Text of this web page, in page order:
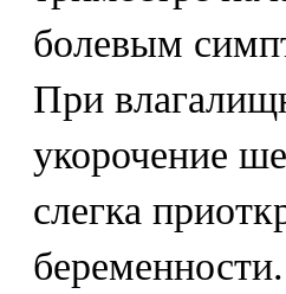
болевым
При
укорочение
слегка
беременности.